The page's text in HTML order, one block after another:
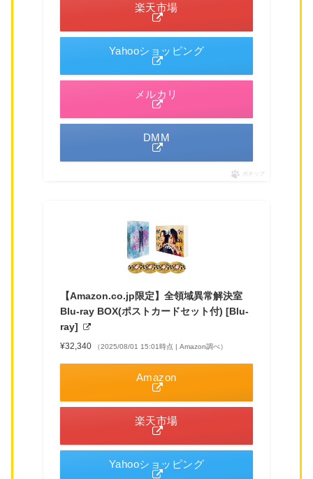
楽天市場
Yahooショッピング
メルカリ
DMM
ポチップ
【Amazon.co.jp限定】全領域異常解決室
Blu-ray BOX(ポストカードセット付) [Blu-
ray]
¥32,340 （2025/08/01 15:01時点 | Amazon調べ）
Amazon
楽天市場
Yahooショッピング